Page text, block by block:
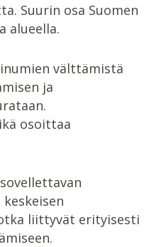
Suurin osa Suomen
alueella.
välttämistä
ja
osoittaa
liittyvät erityisesti